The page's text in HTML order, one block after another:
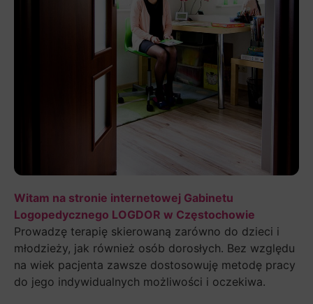
Witam na stronie internetowej Gabinetu
Logopedycznego LOGDOR w Częstochowie
Prowadzę terapię skierowaną zarówno do dzieci i
młodzieży, jak również osób dorosłych. Bez względu
na wiek pacjenta zawsze dostosowuję metodę pracy
do jego indywidualnych możliwości i oczekiwa.